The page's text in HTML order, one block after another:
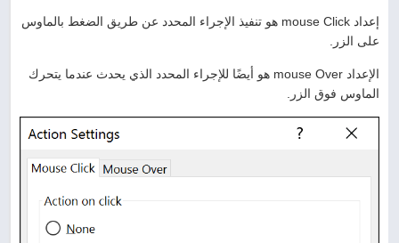
إعداد mouse Click هو تنفيذ الإجراء المحدد عن طريق الضغط بالماوس
على الزر.
الإعداد mouse Over هو أيضًا للإجراء المحدد الذي يحدث عندما يتحرك
الماوس فوق الزر.